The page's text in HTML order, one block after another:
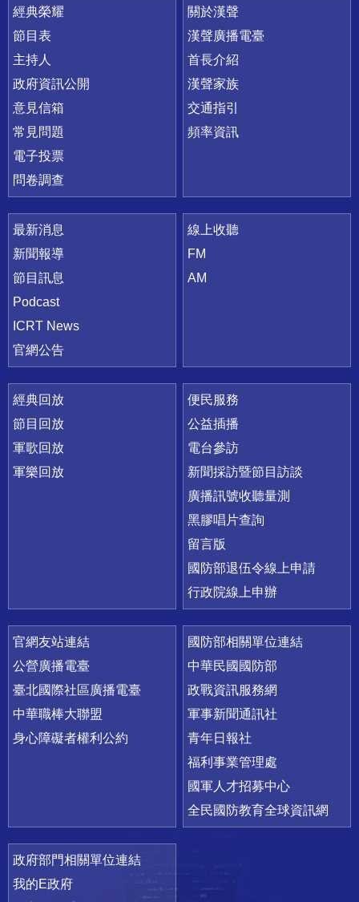
快速連結
經典榮耀
節目表
主持人
政府資訊公開
意見信箱
常見問題
電子投票
問卷調查
關於漢聲
漢聲廣播電臺
首長介紹
漢聲家族
交通指引
頻率資訊
最新消息
新聞報導
節目訊息
Podcast
ICRT News
官網公告
線上收聽
FM
AM
經典回放
節目回放
軍歌回放
軍樂回放
便民服務
公益插播
電台參訪
新聞採訪暨節目訪談
廣播訊號收聽量測
黑膠唱片查詢
留言版
國防部退伍令線上申請
行政院線上申辦
官網友站連結
公營廣播電臺
臺北國際社區廣播電臺
中華職棒大聯盟
身心障礙者權利公約
國防部相關單位連結
中華民國國防部
政戰資訊服務網
軍事新聞通訊社
青年日報社
福利事業管理處
國軍人才招募中心
全民國防教育全球資訊網
政府部門相關單位連結
我的E政府